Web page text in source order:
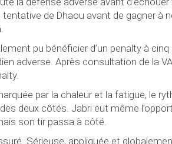
de Dhaou avant de gagner à
pu bénéficier d’un penalty à
adverse. Après consultation de la
par la chaleur et la fatigue, le
deux côtés. Jabri eut même
son tir passa à côté.
Sérieuse, appliquée et